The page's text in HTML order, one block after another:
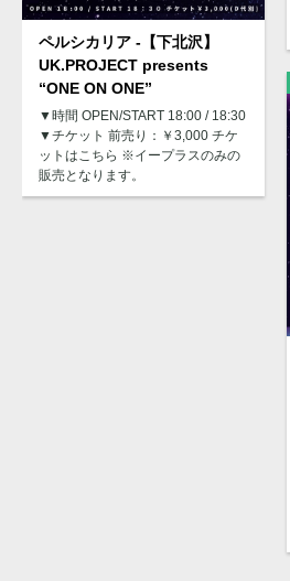
ペルシカリア -【下北沢】
UK.PROJECT presents
“ONE ON ONE”
▼時間 OPEN/START 18:00 / 18:30
▼チケット 前売り：￥3,000 チケ
ットはこちら ※イープラスのみの
販売となります。